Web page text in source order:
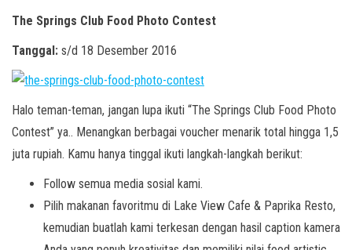
The Springs Club Food Photo Contest
Tanggal: s/d 18 Desember 2016
Halo teman-teman, jangan lupa ikuti “The Springs Club Food Photo
Contest” ya.. Menangkan berbagai voucher menarik total hingga 1,5
juta rupiah. Kamu hanya tinggal ikuti langkah-langkah berikut:
Follow semua media sosial kami.
Pilih makanan favoritmu di Lake View Cafe & Paprika Resto,
kemudian buatlah kami terkesan dengan hasil caption kamera